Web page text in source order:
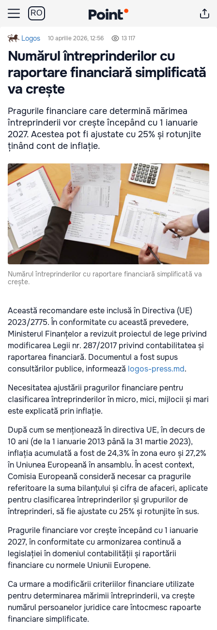
RO
Logos 10 aprilie 2026, 12:56 13 117
Numărul întreprinderilor cu
raportare financiară simplificată
va crește
Pragurile financiare care determină mărimea
întreprinderii vor crește începând cu 1 ianuarie
2027. Acestea pot fi ajustate cu 25% și rotunjite
ținând cont de inflație.
Numărul întreprinderilor cu raportare financiară simplificată va
crește.
Această recomandare este inclusă în Directiva (UE)
2023/2775. În conformitate cu această prevedere,
Ministerul Finanțelor a revizuit proiectul de lege privind
modificarea Legii nr. 287/2017 privind contabilitatea și
raportarea financiară. Documentul a fost supus
consultărilor publice, informează logos-press.md.
Necesitatea ajustării pragurilor financiare pentru
clasificarea întreprinderilor în micro, mici, mijlocii și mari
este explicată prin inflație.
După cum se menționează în directiva UE, în decurs de
10 ani (de la 1 ianuarie 2013 până la 31 martie 2023),
inflația acumulată a fost de 24,3% în zona euro și 27,2%
în Uniunea Europeană în ansamblu. În acest context,
Comisia Europeană consideră necesar ca pragurile
referitoare la suma bilanțului și cifra de afaceri, aplicate
pentru clasificarea întreprinderilor și grupurilor de
întreprinderi, să fie ajustate cu 25% și rotunjite în sus.
Pragurile financiare vor crește începând cu 1 ianuarie
2027, în conformitate cu armonizarea continuă a
legislației în domeniul contabilității și raportării
financiare cu normele Uniunii Europene.
Ca urmare a modificării criteriilor financiare utilizate
pentru determinarea mărimii întreprinderii, va crește
numărul persoanelor juridice care întocmesc rapoarte
financiare simplificate.